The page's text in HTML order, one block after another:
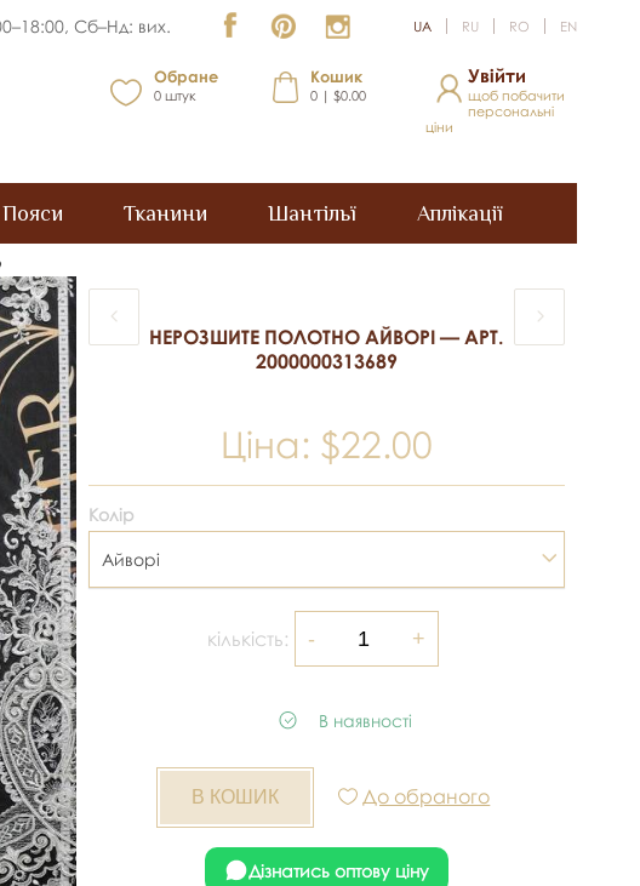
Сб–Нд: вих. UA RU RO EN
Обране
0 штук
Кошик
0 | $0.00
Увійти
щоб побачити
персональні
ціни
Пояси Тканини Шантільї Аплікації
НЕРОЗШИТЕ ПОЛОТНО АЙВОРІ — АРТ.
2000000313689
Ціна: $22.00
Колір
Айворі
кількість:
В наявності
До обраного
Дізнатись оптову ціну